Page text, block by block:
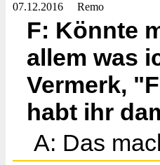
07.12.2016 Remo
F: Könnte
allem was
Vermerk,
habt ihr
A: Das